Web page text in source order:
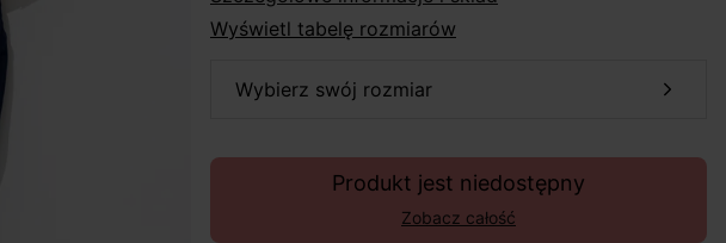
Wyświetl tabelę rozmiarów
wybierz swój rozmiar
Produkt jest niedostępny
Zobacz całość